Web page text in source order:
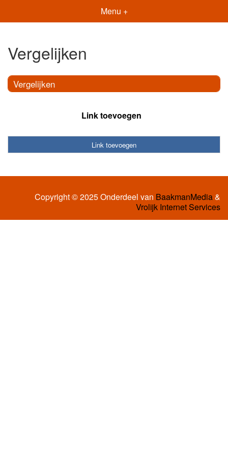
Menu +
Vergelijken
Vergelijken
Link toevoegen
Link toevoegen
Copyright © 2025 Onderdeel van BaakmanMedia&
Vrolijk Internet Services